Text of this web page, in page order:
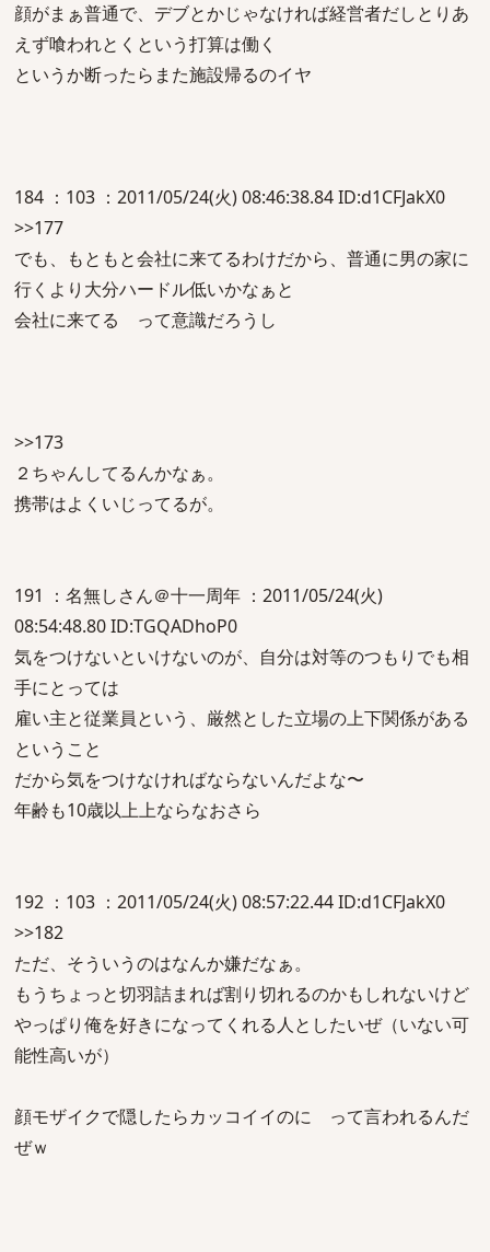
顔がまぁ普通で、デブとかじゃなければ経営者だしとりあ
えず喰われとくという打算は働く
というか断ったらまた施設帰るのイヤ
184 ：103 ：2011/05/24(火) 08:46:38.84 ID:d1CFJakX0
>>177
でも、もともと会社に来てるわけだから、普通に男の家に
行くより大分ハードル低いかなぁと
会社に来てる って意識だろうし
>>173
２ちゃんしてるんかなぁ。
携帯はよくいじってるが。
191 ：名無しさん＠十一周年 ：2011/05/24(火)
08:54:48.80 ID:TGQADhoP0
気をつけないといけないのが、自分は対等のつもりでも相
手にとっては
雇い主と従業員という、厳然とした立場の上下関係がある
ということ
だから気をつけなければならないんだよな〜
年齢も10歳以上上ならなおさら
192 ：103 ：2011/05/24(火) 08:57:22.44 ID:d1CFJakX0
>>182
ただ、そういうのはなんか嫌だなぁ。
もうちょっと切羽詰まれば割り切れるのかもしれないけど
やっぱり俺を好きになってくれる人としたいぜ（いない可
能性高いが）
顔モザイクで隠したらカッコイイのに って言われるんだ
ぜｗ